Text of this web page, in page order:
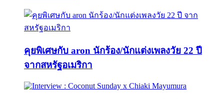
คุยพิเศษกับ aron นักร้อง/นักแต่งเพลงวัย 22 ปี
จากสหรัฐอเมริกา